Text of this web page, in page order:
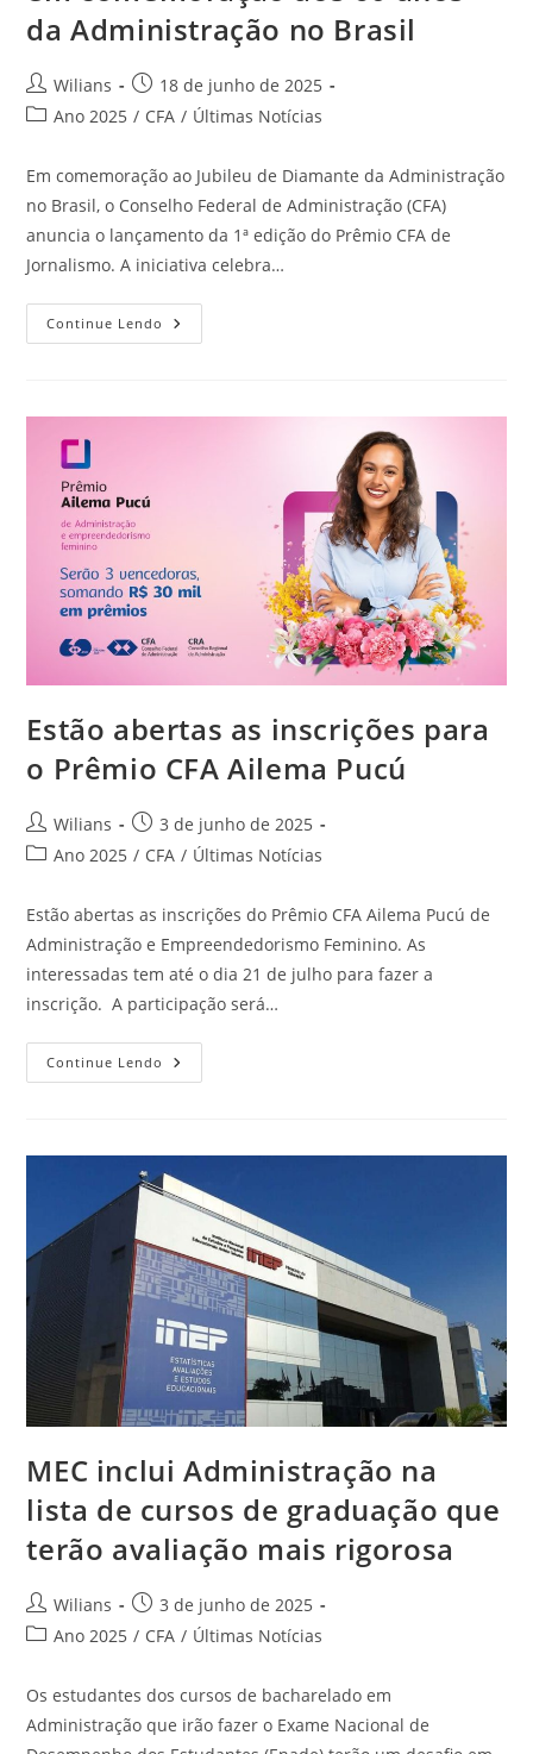
da Administração no Brasil
Autor
do
Wilians
Post
publicado:
18 de junho de 2025
Categoria
Ano 2025 / CFA / Últimas Notícias
Em comemoração ao Jubileu de Diamante da Administração
no Brasil, o Conselho Federal de Administração (CFA)
anuncia o lançamento da 1ª edição do Prêmio CFA de
Jornalismo. A iniciativa celebra…
Continue Lendo CFA
Lança
Comemoração
Administração
Estão abertas as inscrições para
o Prêmio CFA Ailema Pucú
Autor
do
Wilians
Post
publicado:
3 de junho de 2025
Categoria
post:
Ano 2025 / CFA / Últimas Notícias
Estão abertas as inscrições do Prêmio CFA Ailema Pucú de
Administração e Empreendedorismo Feminino. As
interessadas tem até o dia 21 de julho para fazer a
inscrição. A participação será…
Continue Lendo Estão
Abertas
Prêmio
CFA
Ailema
Pucú
MEC inclui Administração na
lista de cursos de graduação que
terão avaliação mais rigorosa
Autor
do
Wilians
Post
publicado:
3 de junho de 2025
Categoria
Ano 2025 / CFA / Últimas Notícias
Os estudantes dos cursos de bacharelado em
Administração que irão fazer o Exame Nacional de